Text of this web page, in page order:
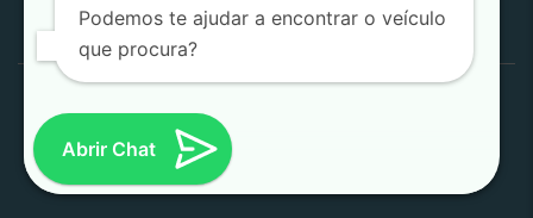
por:
(SJC) |
Podemos te ajudar a encontrar o veículo
que procura?
Abrir Chat